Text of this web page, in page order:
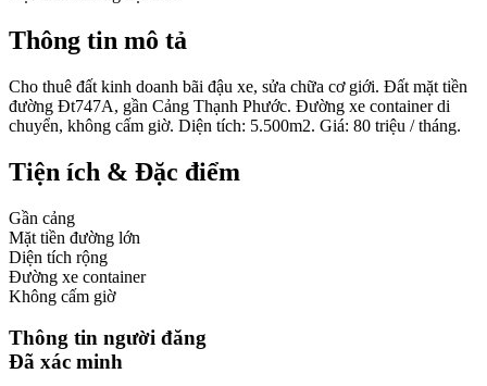
Thông tin mô tả
Cho thuê đất kinh doanh bãi đậu xe, sửa chữa cơ giới. Đất mặt tiền
đường Đt747A, gần Cảng Thạnh Phước. Đường xe container di
chuyển, không cấm giờ. Diện tích: 5.500m2. Giá: 80 triệu / tháng.
Tiện ích & Đặc điểm
Gần cảng
Mặt tiền đường lớn
Diện tích rộng
Đường xe container
Không cấm giờ
Thông tin người đăng
Đã xác minh